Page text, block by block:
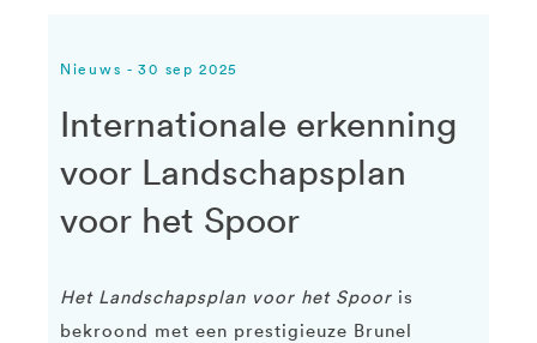
Nieuws - 30 sep 2025
Internationale erkenning
voor Landschapsplan
voor het Spoor
Het Landschapsplan voor het Spoor is
bekroond met een prestigieuze Brunel